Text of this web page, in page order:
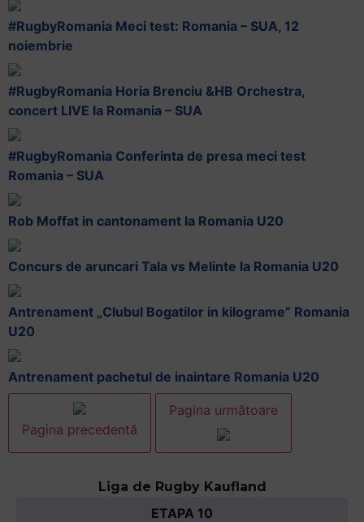
#RugbyRomania Meci test: Romania – SUA, 12
noiembrie
#RugbyRomania Horia Brenciu &HB Orchestra,
concert LIVE la Romania – SUA
#RugbyRomania Conferinta de presa meci test
Romania – SUA
Rob Moffat in cantonament la Romania U20
Concurs de aruncari Tala vs Melinte la Romania U20
Antrenament „Clubul Bogatilor in kilograme” Romania
U20
Antrenament pachetul de inaintare Romania U20
Pagina precedentă
Pagina următoare
Liga de Rugby Kaufland
ETAPA 10